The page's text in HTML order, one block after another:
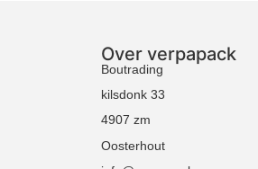
Over verpapack
Boutrading
kilsdonk 33
4907 zm
Oosterhout